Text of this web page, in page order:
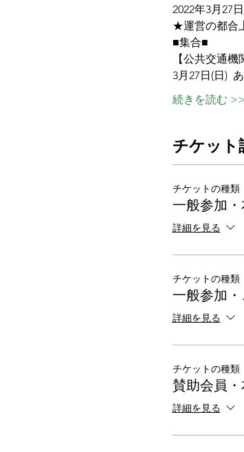
2022年3月27
★運営の都合
■集合■
【公共交通機
3月27日(日)
続きを読む >>
チケット
チケットの種類
一般参加
詳細を見る
チケットの種類
一般参加
詳細を見る
チケットの種類
賛助会員
詳細を見る